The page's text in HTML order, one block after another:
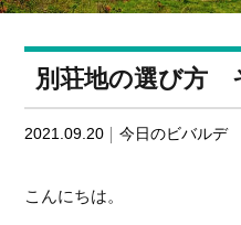
別荘地の選び方
2021.09.20 今日のビバルデ
こんにちは。